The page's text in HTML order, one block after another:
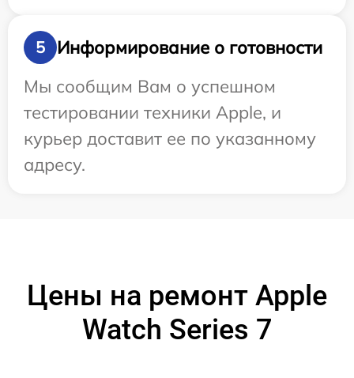
5
Информирование о готовности
Мы сообщим Вам о успешном
тестировании техники Apple, и
курьер доставит ее по указанному
адресу.
Цены на ремонт Apple
Watch Series 7